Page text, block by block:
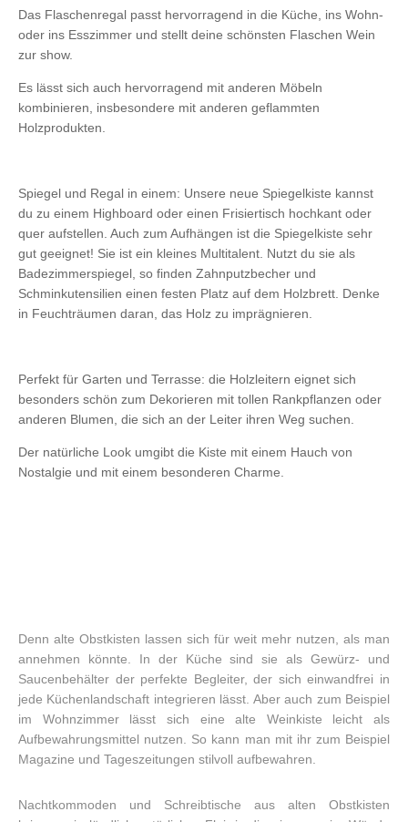
Das Flaschenregal passt hervorragend in die Küche, ins Wohn-
oder ins Esszimmer und stellt deine schönsten Flaschen Wein
zur show.
Es lässt sich auch hervorragend mit anderen Möbeln
kombinieren, insbesondere mit anderen geflammten
Holzprodukten.
Spiegel und Regal in einem: Unsere neue Spiegelkiste kannst
du zu einem Highboard oder einen Frisiertisch hochkant oder
quer aufstellen. Auch zum Aufhängen ist die Spiegelkiste sehr
gut geeignet! Sie ist ein kleines Multitalent. Nutzt du sie als
Badezimmerspiegel, so finden Zahnputzbecher und
Schminkutensilien einen festen Platz auf dem Holzbrett. Denke
in Feuchträumen daran, das Holz zu imprägnieren.
Perfekt für Garten und Terrasse: die Holzleitern eignet sich
besonders schön zum Dekorieren mit tollen Rankpflanzen oder
anderen Blumen, die sich an der Leiter ihren Weg suchen.
Der natürliche Look umgibt die Kiste mit einem Hauch von
Nostalgie und mit einem besonderen Charme.
Denn alte Obstkisten lassen sich für weit mehr nutzen, als man
annehmen könnte. In der Küche sind sie als Gewürz- und
Saucenbehälter der perfekte Begleiter, der sich einwandfrei in
jede Küchenlandschaft integrieren lässt. Aber auch zum Beispiel
im Wohnzimmer lässt sich eine alte Weinkiste leicht als
Aufbewahrungsmittel nutzen. So kann man mit ihr zum Beispiel
Magazine und Tageszeitungen stilvoll aufbewahren.
Nachtkommoden und Schreibtische aus alten Obstkisten